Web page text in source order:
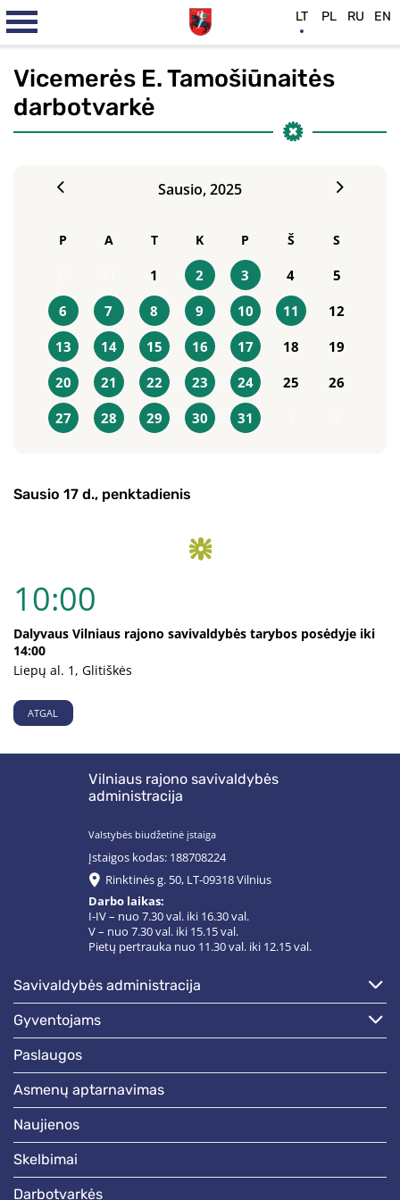
Vicemerės E. Tamošiūnaitės
darbotvarkė
Sausio,2025
P A T K P Š S
1 2 3 4
5
6
7 8 9 10 11
12
13
14 15 16 17 18
19
20
21 22 23 24 25
26
27
28 29 30 31
Sausio 17 d., penktadienis
10:00
Dalyvaus Vilniaus rajono savivaldybės tarybos posėdyje iki
14:00
Liepų al. 1, Glitiškės
ATGAL
Vilniaus rajono savivaldybės
administracija
Valstybės biudžetinė įstaiga
Įstaigos kodas: 188708224
Rinktinės g. 50, LT-09318 Vilnius
Darbo laikas:
I-IV – nuo 7.30 val. iki 16.30 val.
V – nuo 7.30 val. iki 15.15 val.
Pietų pertrauka nuo 11.30 val. iki 12.15 val.
savivaldybės administracija
gyventojams
paslaugos
asmenų aptarnavimas
naujienos
skelbimai
darbotvarkės
LT PL RU EN